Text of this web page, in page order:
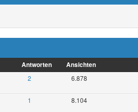
Antworten Ansichten
2 6.878
1 8.104